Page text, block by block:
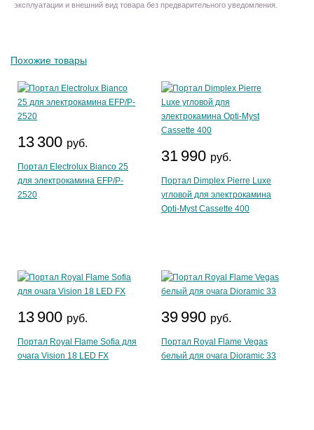
эксплуатации и внешний вид товара без предварительного уведомления.
Похожие товары
13 300 руб.
Портал Electrolux Bianco 25
для электрокамина EFP/P-
2520
31 990 руб.
Портал Dimplex Pierre Luxe
угловой для электрокамина
Opti-Myst Cassette 400
13 900 руб.
Портал Royal Flame Sofia для
очага Vision 18 LED FX
39 990 руб.
Портал Royal Flame Vegas
белый для очага Dioramic 33